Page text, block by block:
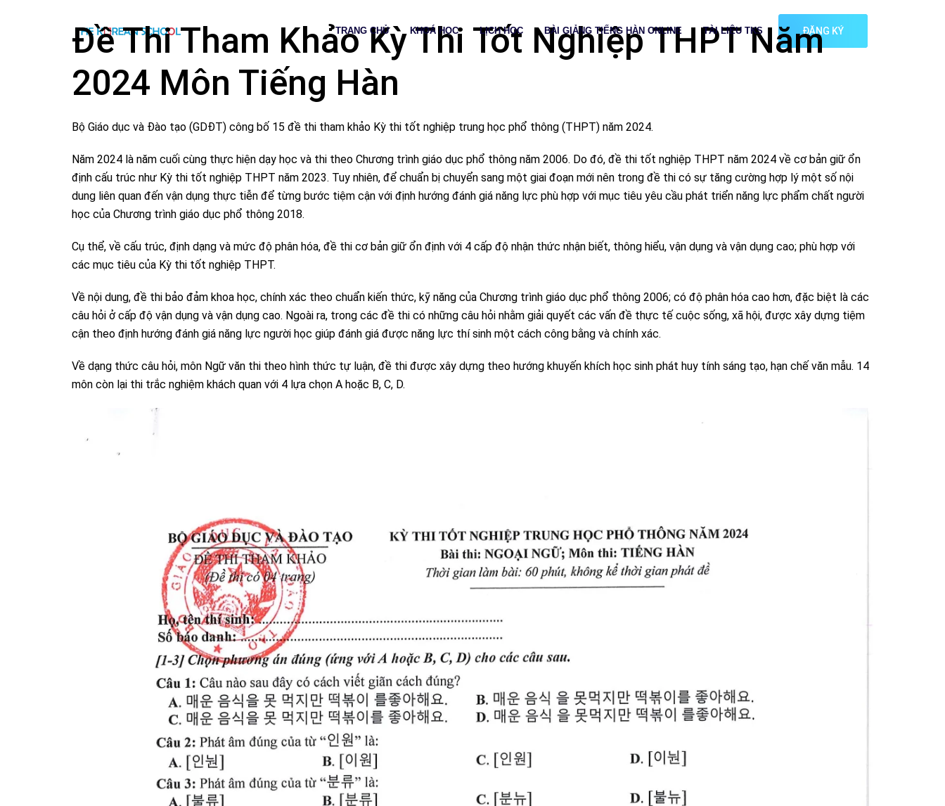
TRANG CHỦ KHOÁ HỌC LỊCH HỌC BÀI GIẢNG TIẾNG HÀN ONLINE TÀI LIỆU TKS ĐĂNG KÝ
Đề Thi Tham Khảo Kỳ Thi Tốt Nghiệp THPT Năm
2024 Môn Tiếng Hàn
Bộ Giáo dục và Đào tạo (GDĐT) công bố 15 đề thi tham khảo Kỳ thi tốt nghiệp trung học phổ thông (THPT) năm 2024.
Năm 2024 là năm cuối cùng thực hiện dạy học và thi theo Chương trình giáo dục phổ thông năm 2006. Do đó, đề thi tốt nghiệp THPT năm 2024 về cơ bản giữ ổn
định cấu trúc như Kỳ thi tốt nghiệp THPT năm 2023. Tuy nhiên, để chuẩn bị chuyển sang một giai đoạn mới nên trong đề thi có sự tăng cường hợp lý một số nội
dung liên quan đến vận dụng thực tiễn để từng bước tiệm cận với định hướng đánh giá năng lực phù hợp với mục tiêu yêu cầu phát triển năng lực phẩm chất người
học của Chương trình giáo dục phổ thông 2018.
Cụ thể, về cấu trúc, định dạng và mức độ phân hóa, đề thi cơ bản giữ ổn định với 4 cấp độ nhận thức nhận biết, thông hiểu, vận dụng và vận dụng cao; phù hợp với
các mục tiêu của Kỳ thi tốt nghiệp THPT.
Về nội dung, đề thi bảo đảm khoa học, chính xác theo chuẩn kiến thức, kỹ năng của Chương trình giáo dục phổ thông 2006; có độ phân hóa cao hơn, đặc biệt là các
câu hỏi ở cấp độ vận dụng và vận dụng cao. Ngoài ra, trong các đề thi có những câu hỏi nhằm giải quyết các vấn đề thực tế cuộc sống, xã hội, được xây dựng tiệm
cận theo định hướng đánh giá năng lực người học giúp đánh giá được năng lực thí sinh một cách công bằng và chính xác.
Về dạng thức câu hỏi, môn Ngữ văn thi theo hình thức tự luận, đề thi được xây dựng theo hướng khuyến khích học sinh phát huy tính sáng tạo, hạn chế văn mẫu. 14
môn còn lại thi trắc nghiệm khách quan với 4 lựa chọn A hoặc B, C, D.